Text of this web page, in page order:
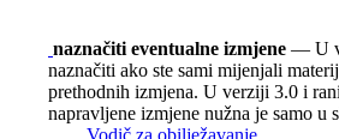
naznačiti eventualne izmjene — U
naznačiti ako ste sami mijenjali
prethodnih izmjena. U verziji 3.0 i
napravljene izmjene nužna je samo u
Vodič za obilježavanje